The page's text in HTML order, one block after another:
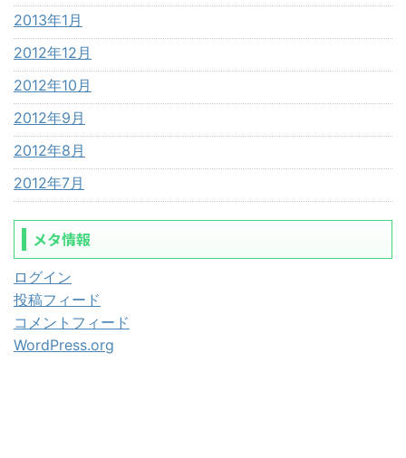
2013年1月
2012年12月
2012年10月
2012年9月
2012年8月
2012年7月
メタ情報
ログイン
投稿フィード
コメントフィード
WordPress.org